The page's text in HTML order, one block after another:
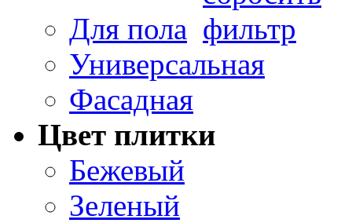
Для пола
Универсальная
Фасадная
Цвет плитки
Бежевый
Зеленый